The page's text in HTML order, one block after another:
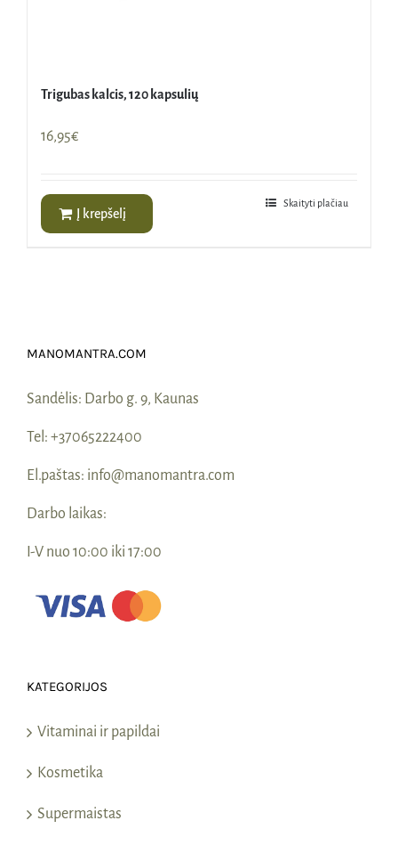
Trigubas kalcis, 120 kapsulių
16,95€
Į krepšelį
Skaityti plačiau
MANOMANTRA.COM
Sandėlis: Darbo g. 9, Kaunas
Tel: +37065222400
El.paštas: info@manomantra.com
Darbo laikas:
I-V nuo 10:00 iki 17:00
KATEGORIJOS
Vitaminai ir papildai
Kosmetika
Supermaistas